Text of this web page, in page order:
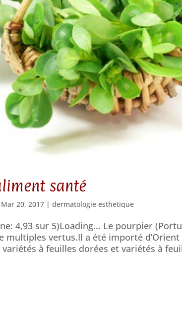
santé
Mar 20, 2017 |dermatologie esthetique
4,93 sur 5)Loading... Le pourpier
multiples vertus.Il a été importé
à feuilles dorées et variétés à